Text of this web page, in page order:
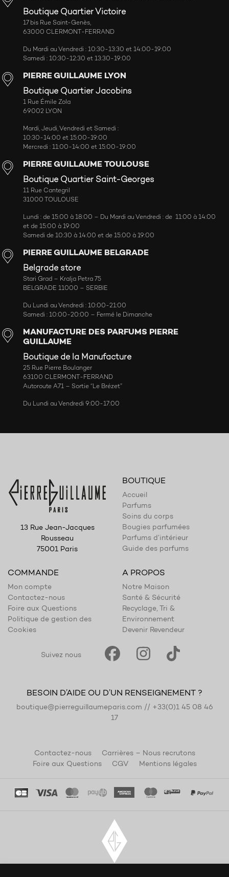
Boutique Quartier Victoire
17 bis Rue Saint-Genès,
63000 CLERMONT-FERRAND
Du Mardi au Vendredi : 10:30-13:30 et 14:00-19:00
Samedi : 10:30-12:30 et 13:30-19:00
PIERRE GUILLAUME LYON
Boutique Quartier Jacobins
1 Rue Émile Zola
69002 LYON
Mardi, Jeudi, Vendredi et Samedi :
10:30-14:00 et 15:00-19:00
Mercredi : 11:00-14:00 et 15:00-19:00
PIERRE GUILLAUME TOULOUSE
Boutique Quartier Saint-Georges
11 Rue Cantegril
31000 TOULOUSE
Lundi : de 15:00 à 18:00 – Du Mardi au Vendredi : de 11:00 à 14:00
et de 15:00 à 19:00
Samedi de 10:30 à 14:00 et de 15:00 à 19:00
PIERRE GUILLAUME BELGRADE
Belgrade store
Stari Grad – Kralja Petra 75
BELGRADE 11000 – SERBIE
Du Lundi au Vendredi : 10:00-21:00
Samedi : 10:00-20:00 – Fermé le Dimanche
MANUFACTURE DES PARFUMS PIERRE
GUILLAUME
Boutique de la Manufacture
25 Rue Pierre Boulanger
63100 CLERMONT-FERRAND
Autoroute A71 – Sortie “Le Brézet”
Du Lundi au Vendredi 9:00-17:00
13 Rue Jean-Jacques
Rousseau
75001 Paris
BOUTIQUE
Accueil
Parfums
Soins du corps
Bougies parfumées
Parfums d’intérieur
Guide des parfums
COMMANDE
Mon compte
Contactez-nous
Foire aux Questions
Politique de gestion des
Cookies
A PROPOS
Notre Maison
Santé & Sécurité
Recyclage, Tri &
Environnement
Devenir Revendeur
Suivez nous
BESOIN D’AIDE OU D’UN RENSEIGNEMENT ?
boutique@pierreguillaumeparis.com // +33(0)1 45 08 46
17
Contactez-nous
Carrières – Nous recrutons
Foire aux Questions
CGV Mentions légales